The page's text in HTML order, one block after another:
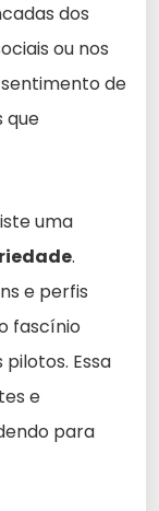
dos
ou nos
de
que
uma
.
e perfis
fascínio
Essa
e
para